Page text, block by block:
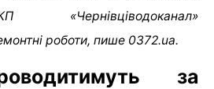
роботи, пише 0372.ua.
за